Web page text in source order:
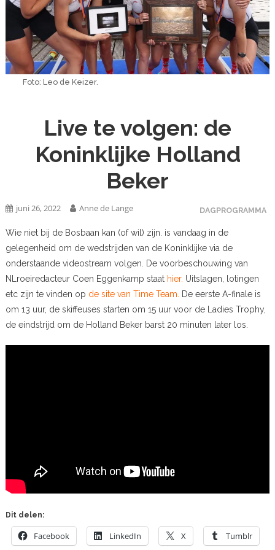
Foto: Leo de Keizer.
Live te volgen: de
Koninklijke Holland
Beker
DAGPROGRAMMA
juni 26, 2022 Anne de Lange
Wie niet bij de Bosbaan kan (of wil) zijn. is vandaag in de
gelegenheid om de wedstrijden van de Koninklijke via de
onderstaande videostream volgen. De voorbeschouwing van
NLroeiredacteur Coen Eggenkamp staat hier. Uitslagen, lotingen
etc zijn te vinden op de site van Time Team.
De eerste A-finale is
om 13 uur, de skiffeuses starten om 15 uur voor de Ladies Trophy,
de eindstrijd om de Holland Beker barst 20 minuten later los.
Dit delen:
Facebook LinkedIn X Tumblr